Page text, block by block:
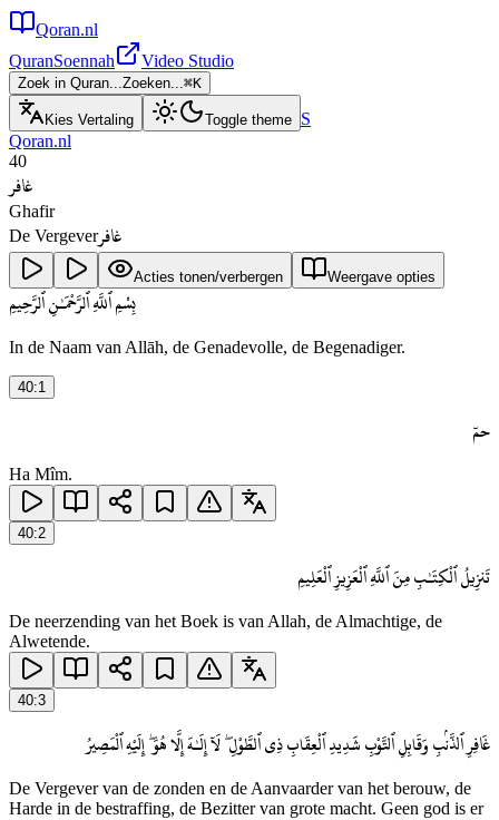
Qoran.nl
QuranSoennah Video Studio
Zoek in Quran...Zoeken...⌘K
Kies Vertaling Toggle theme S
Qoran.nl
40
غافر
Ghafir
De Vergeverغافر
Acties tonen/verbergen Weergave opties
بِسْمِ ٱللَّهِ ٱلرَّحْمَـٰنِ ٱلرَّحِيمِ
In de Naam van Allāh, de Genadevolle, de Begenadiger.
40:1
حمٓ
Ha Mîm.
40:2
تَنزِيلُ ٱلْكِتَـٰبِ مِنَ ٱللَّهِ ٱلْعَزِيزِ ٱلْعَلِيمِ
De neerzending van het Boek is van Allah, de Almachtige, de
Alwetende.
40:3
غَافِرِ ٱلذَّنۢبِ وَقَابِلِ ٱلتَّوْبِ شَدِيدِ ٱلْعِقَابِ ذِى ٱلطَّوْلِ ۖ لَآ إِلَـٰهَ إِلَّا هُوَ ۖ إِلَيْهِ ٱلْمَصِيرُ
De Vergever van de zonden en de Aanvaarder van het berouw, de
Harde in de bestraffing, de Bezitter van grote macht. Geen god is er